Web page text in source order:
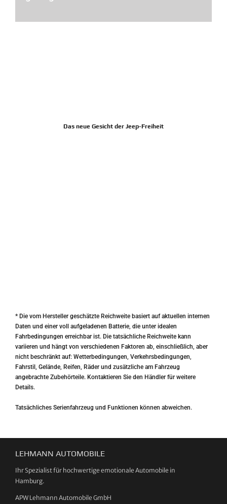
Das neue Gesicht der Jeep-Freiheit
* Die vom Hersteller geschätzte Reichweite basiert auf aktuellen internen
Daten und einer voll aufgeladenen Batterie, die unter idealen
Fahrbedingungen erreichbar ist. Die tatsächliche Reichweite kann
variieren und hängt von verschiedenen Faktoren ab, einschließlich, aber
nicht beschränkt auf: Wetterbedingungen, Verkehrsbedingungen,
Fahrstil, Gelände, Reifen, Räder und zusätzliche am Fahrzeug
angebrachte Zubehörteile. Kontaktieren Sie den Händler für weitere
Details.
Tatsächliches Serienfahrzeug und Funktionen können abweichen.
LEHMANN AUTOMOBILE
Ihr Spezialist für hochwertige emotionale Automobile in
Hamburg.
APW Lehmann Automobile GmbH